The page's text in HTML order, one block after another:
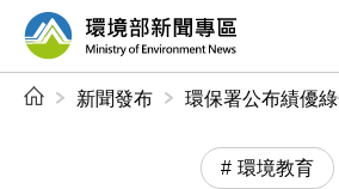
前往中央內容區塊
環境部新聞專區
新聞發布 環保署公布績優
環境教育